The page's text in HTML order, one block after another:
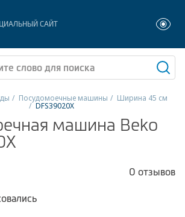
САЙТ
и морозильники
и сушильные машины
машины
Посудомоечные машины Ширина 45 см
DFS39020X
машина Beko
0 отзывов